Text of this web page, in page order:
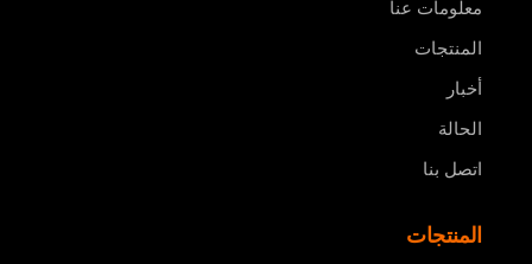
معلومات عنا
المنتجات
أخبار
الحالة
اتصل بنا
المنتجات